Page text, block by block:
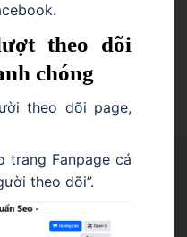
theo dõi
chóng
theo dõi page,
trang Fanpage cá
theo dõi”.